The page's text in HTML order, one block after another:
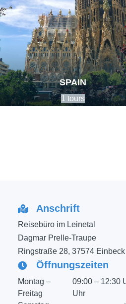
SPAIN
1 tours
Anschrift
Reisebüro im Leinetal
Dagmar Prelle-Traupe
Ringstraße 28, 37574
Öffnungszeiten
Montag –
Freitag
09:00 – 12:30
Uhr